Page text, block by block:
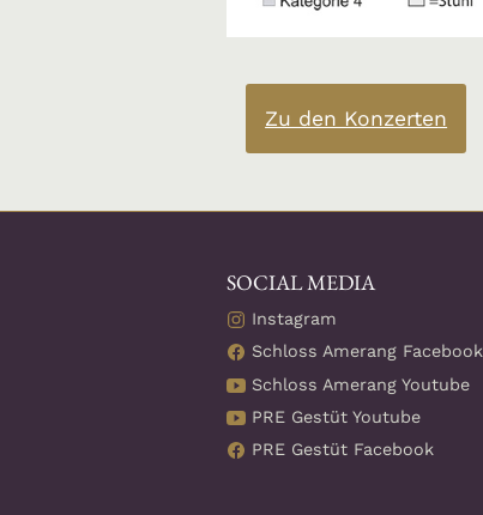
Zu den Konzerten
SOCIAL MEDIA
Instagram
Schloss Amerang Facebook
Schloss Amerang Youtube
PRE Gestüt Youtube
PRE Gestüt Facebook